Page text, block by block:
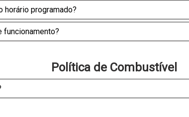
horário programado?
funcionamento?
Política de Combustível